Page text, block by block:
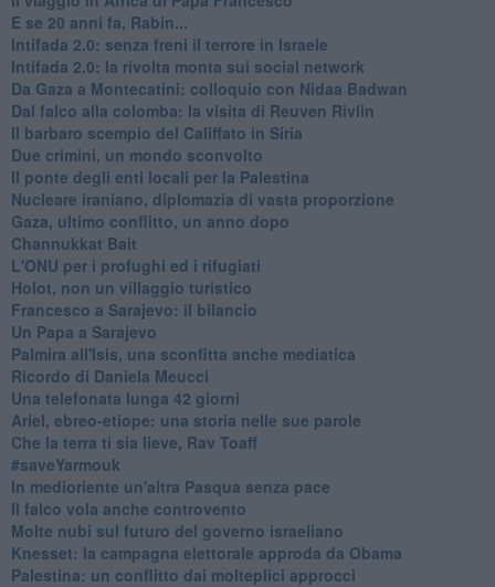
E se 20 anni fa, Rabin...
Intifada 2.0: senza freni il terrore in Israele
Intifada 2.0: la rivolta monta sui social network
Da Gaza a Montecatini: colloquio con Nidaa Badwan
Dal falco alla colomba: la visita di Reuven Rivlin
Il barbaro scempio del Califfato in Siria
Due crimini, un mondo sconvolto
Il ponte degli enti locali per la Palestina
Nucleare iraniano, diplomazia di vasta proporzione
Gaza, ultimo conflitto, un anno dopo
Channukkat Bait
L'ONU per i profughi ed i rifugiati
Holot, non un villaggio turistico
Francesco a Sarajevo: il bilancio
Un Papa a Sarajevo
Palmira all'Isis, una sconfitta anche mediatica
Ricordo di Daniela Meucci
​Una telefonata lunga 42 giorni
​Ariel, ebreo-etiope: una storia nelle sue parole
Che la terra ti sia lieve, Rav Toaff
​#saveYarmouk
​In medioriente un'altra Pasqua senza pace
​Il falco vola anche controvento
Molte nubi sul futuro del governo israeliano
Knesset: la campagna elettorale approda da Obama
Palestina: un conflitto dai molteplici approcci